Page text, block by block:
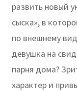
развить новый
сыска», в
по внешнему
девушка на
парня дома?
характер и